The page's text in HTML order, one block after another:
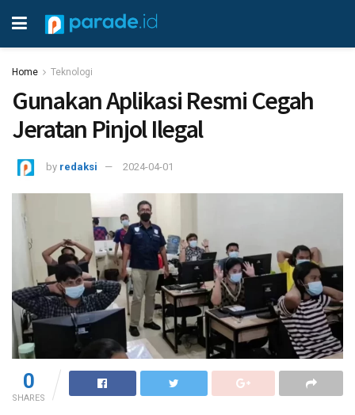
Home Teknologi
Gunakan Aplikasi Resmi Cegah
Jeratan Pinjol Ilegal
by redaksi 2024-04-01
0
SHARES